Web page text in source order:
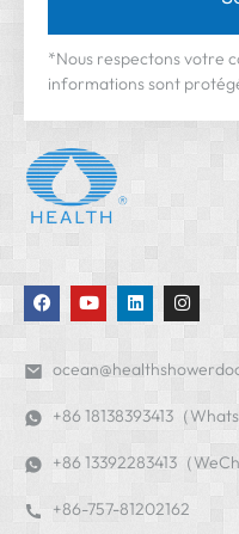
*Nous respectons votre
informations sont
+86 18138393413（
+86 13392283413（
+86-757-81202162